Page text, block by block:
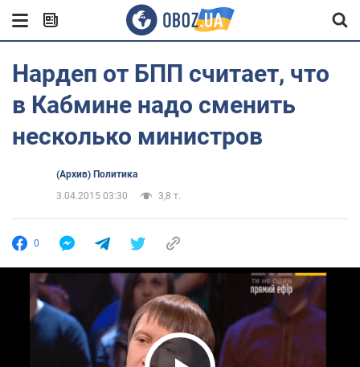
Нардеп от БПП считает, что
в Кабмине надо сменить
несколько министров
(Архив) Политика
3.04.2015 03:30
3,8 т.
0